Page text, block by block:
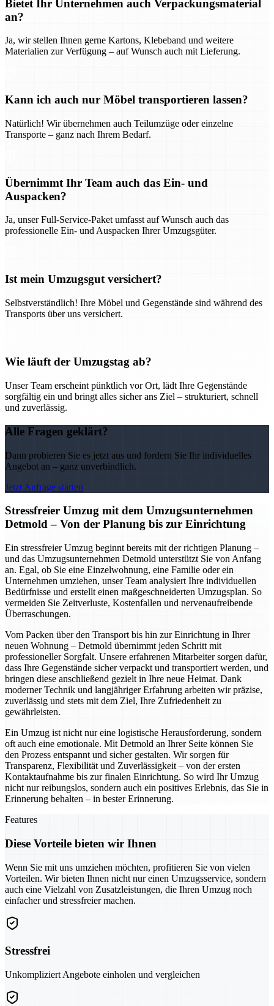
Bietet Ihr Unternehmen auch Verpackungsmaterial
an?
Ja, wir stellen Ihnen gerne Kartons, Klebeband und weitere
Materialien zur Verfügung – auf Wunsch auch mit Lieferung.
Kann ich auch nur Möbel transportieren lassen?
Natürlich! Wir übernehmen auch Teilumzüge oder einzelne
Transporte – ganz nach Ihrem Bedarf.
Übernimmt Ihr Team auch das Ein- und
Auspacken?
Ja, unser Full-Service-Paket umfasst auf Wunsch auch das
professionelle Ein- und Auspacken Ihrer Umzugsgüter.
Ist mein Umzugsgut versichert?
Selbstverständlich! Ihre Möbel und Gegenstände sind während des
Transports über uns versichert.
Wie läuft der Umzugstag ab?
Unser Team erscheint pünktlich vor Ort, lädt Ihre Gegenstände
sorgfältig ein und bringt alles sicher ans Ziel – strukturiert, schnell
und zuverlässig.
Alle Fragen geklärt?
Dann probieren Sie es jetzt aus und fordern Sie Ihr individuelles
Angebot an – ganz unverbindlich.
Jetzt Anfrage starten
Stressfreier Umzug mit dem Umzugsunternehmen
Detmold – Von der Planung bis zur Einrichtung
Ein stressfreier Umzug beginnt bereits mit der richtigen Planung –
und das Umzugsunternehmen Detmold unterstützt Sie von Anfang
an. Egal, ob Sie eine Einzelwohnung, eine Familie oder ein
Unternehmen umziehen, unser Team analysiert Ihre individuellen
Bedürfnisse und erstellt einen maßgeschneiderten Umzugsplan. So
vermeiden Sie Zeitverluste, Kostenfallen und nervenaufreibende
Überraschungen.
Vom Packen über den Transport bis hin zur Einrichtung in Ihrer
neuen Wohnung – Detmold übernimmt jeden Schritt mit
professioneller Sorgfalt. Unsere erfahrenen Mitarbeiter sorgen dafür,
dass Ihre Gegenstände sicher verpackt und transportiert werden, und
bringen diese anschließend gezielt in Ihre neue Heimat. Dank
moderner Technik und langjähriger Erfahrung arbeiten wir präzise,
zuverlässig und stets mit dem Ziel, Ihre Zufriedenheit zu
gewährleisten.
Ein Umzug ist nicht nur eine logistische Herausforderung, sondern
oft auch eine emotionale. Mit Detmold an Ihrer Seite können Sie
den Prozess entspannt und sicher gestalten. Wir sorgen für
Transparenz, Flexibilität und Zuverlässigkeit – von der ersten
Kontaktaufnahme bis zur finalen Einrichtung. So wird Ihr Umzug
nicht nur reibungslos, sondern auch ein positives Erlebnis, das Sie in
Erinnerung behalten – in bester Erinnerung.
Features
Diese Vorteile bieten wir Ihnen
Wenn Sie mit uns umziehen möchten, profitieren Sie von vielen
Vorteilen. Wir bieten Ihnen nicht nur einen Umzugsservice, sondern
auch eine Vielzahl von Zusatzleistungen, die Ihren Umzug noch
einfacher und stressfreier machen.
Stressfrei
Unkompliziert Angebote einholen und vergleichen